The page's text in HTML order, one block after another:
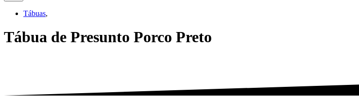
Navigation
Tábuas,
Tábua de Presunto Porco Preto